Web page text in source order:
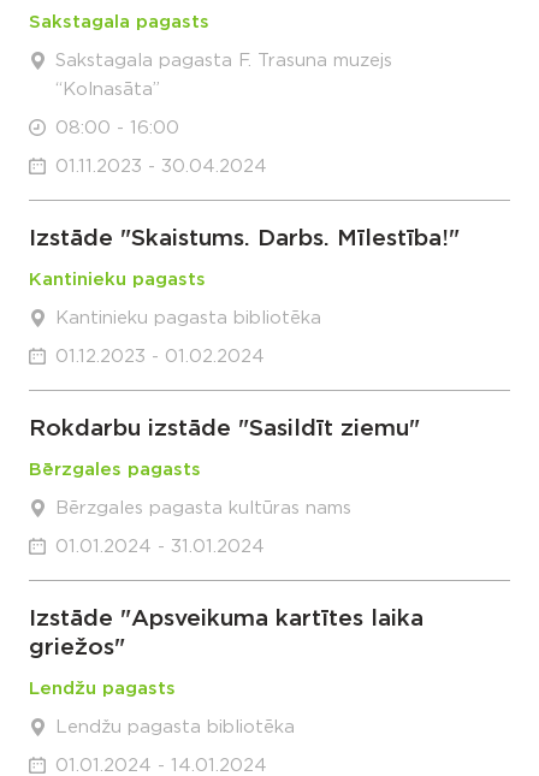
Sakstagala pagasts
Sakstagala pagasta F. Trasuna muzejs
“Kolnasāta”
08:00 - 16:00
01.11.2023 - 30.04.2024
Izstāde "Skaistums. Darbs. Mīlestība!"
Kantinieku pagasts
Kantinieku pagasta bibliotēka
01.12.2023 - 01.02.2024
Rokdarbu izstāde "Sasildīt ziemu"
Bērzgales pagasts
Bērzgales pagasta kultūras nams
01.01.2024 - 31.01.2024
Izstāde "Apsveikuma kartītes laika
griežos"
Lendžu pagasts
Lendžu pagasta bibliotēka
01.01.2024 - 14.01.2024